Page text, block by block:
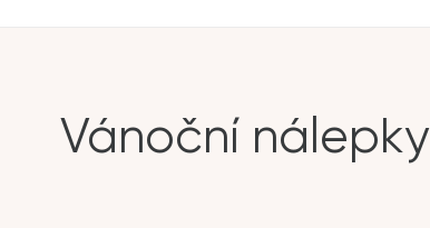
Vánoční nálepky